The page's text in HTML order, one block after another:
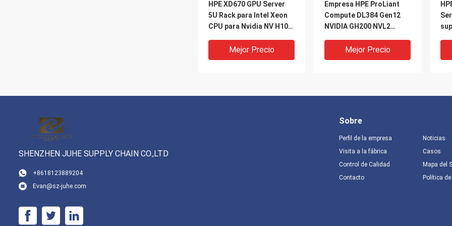
HPE XD670 GPU Server
5U Rack para Intel Xeon
CPU para Nvidia NV H100
Nvlink AI Supercomputing
Caso
Mejor Precio
Empresa HPE ProLiant
Compute DL384 Gen12
NVIDIA GH200 NVL2
la nube privada
Mejor Precio
VIDEO
SHENZHEN JUHE SUPPLY CHAIN CO.,LTD
+8618123889204
Evan@sz-juhe.com
Sobre
Perfil de la empresa
Visita a la fábrica
Control de Calidad
Contacto
Noticias
Casos
Mapa del
Política de